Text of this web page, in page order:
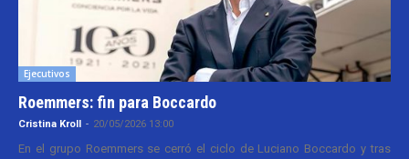
Ejecutivos
Roemmers: fin para Boccardo
Cristina Kroll - 20/05/2026 13:00
En el grupo Roemmers se cerró el ciclo de Luciano Boccardo y tras